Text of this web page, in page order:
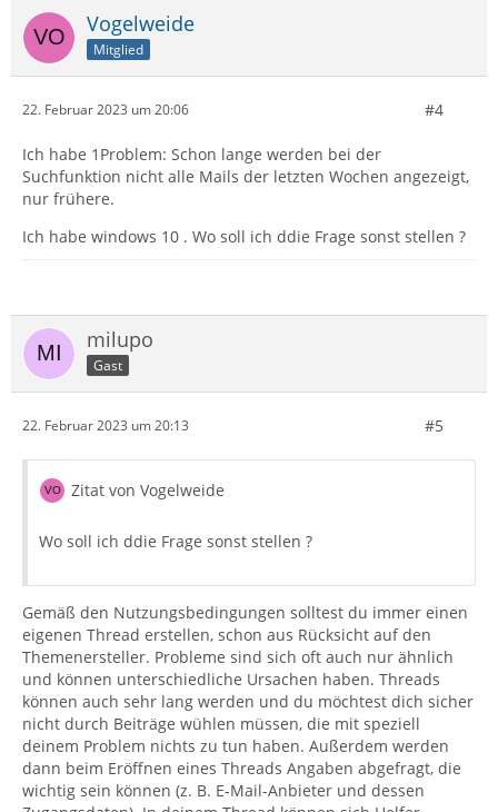
Vogelweide
Mitglied
22. Februar 2023 um 20:06 #4
Ich habe 1Problem: Schon lange werden bei der
Suchfunktion nicht alle Mails der letzten Wochen angezeigt,
nur frühere.
Ich habe windows 10 . Wo soll ich ddie Frage sonst stellen ?
milupo
Gast
22. Februar 2023 um 20:13 #5
Zitat von Vogelweide
Wo soll ich ddie Frage sonst stellen ?
Gemäß den Nutzungsbedingungen solltest du immer einen
eigenen Thread erstellen, schon aus Rücksicht auf den
Themenersteller. Probleme sind sich oft auch nur ähnlich
und können unterschiedliche Ursachen haben. Threads
können auch sehr lang werden und du möchtest dich sicher
nicht durch Beiträge wühlen müssen, die mit speziell
deinem Problem nichts zu tun haben. Außerdem werden
dann beim Eröffnen eines Threads Angaben abgefragt, die
wichtig sein können (z. B. E-Mail-Anbieter und dessen